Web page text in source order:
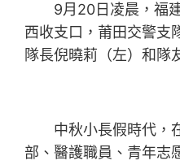
9月20日凌晨，福建
西收支口，莆田交警支
隊長倪曉莉（左）和隊
中秋小長假時代，
部、醫護職員、青年志